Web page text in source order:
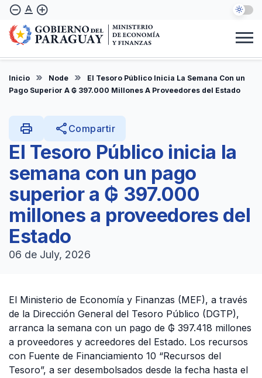
Skip
main
content
remove_circle_outline text_format add_circle_outline
EN
Inicio Node
El Tesoro Público Inicia La Semana Con un
Pago Superior A ₲ 397.000 Millones A Proveedores del Estado
El Tesoro Público inicia la
semana con un pago
superior a ₲ 397.000
millones a proveedores del
Estado
06 de July, 2026
print share Compartir
El Ministerio de Economía y Finanzas (MEF), a través
de la Dirección General del Tesoro Público (DGTP),
arranca la semana con un pago de ₲ 397.418 millones
a proveedores y acreedores del Estado. Los recursos
con Fuente de Financiamiento 10 “Recursos del
Tesoro”, a ser desembolsados desde la fecha hasta el